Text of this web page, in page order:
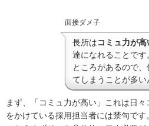
面接ダメ子
長所はコミュ力が高
達になれることです
ところがあるので
てしまうことが多い
まず、「コミュ力が高い」これは日
をかけている採用担当者には禁句で